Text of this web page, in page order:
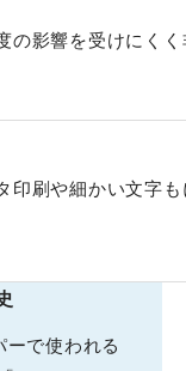
の影響を受けにく
印刷や細かい文字
で使われる